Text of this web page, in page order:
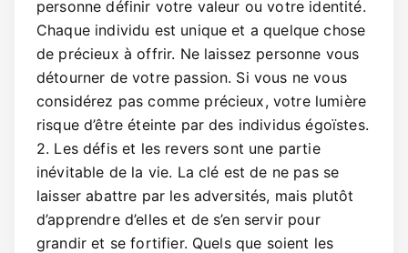
personne définir votre valeur ou votre identité.
Chaque individu est unique et a quelque chose
de précieux à offrir. Ne laissez personne vous
détourner de votre passion. Si vous ne vous
considérez pas comme précieux, votre lumière
risque d’être éteinte par des individus égoïstes.
2. Les défis et les revers sont une partie
inévitable de la vie. La clé est de ne pas se
laisser abattre par les adversités, mais plutôt
d’apprendre d’elles et de s’en servir pour
grandir et se fortifier. Quels que soient les